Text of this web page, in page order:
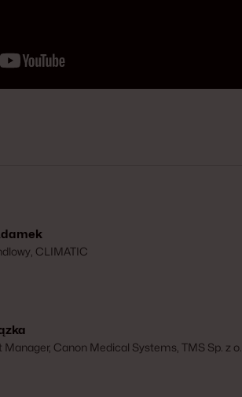
CLIMATIC
Manager, Canon Medical Systems, TMS Sp. z o.